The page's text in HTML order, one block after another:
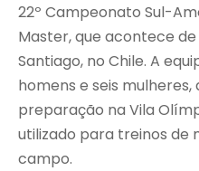
22º Campeonato Sul-
Master, que acontece
Santiago, no Chile. A
homens e seis mulheres,
preparação na Vila
utilizado para treinos de
campo.